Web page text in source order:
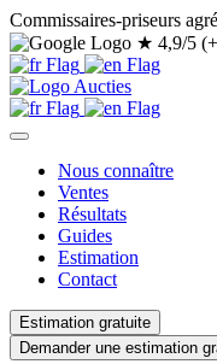
Commissaires-priseurs
★ 4,9/5
Nous connaître
Ventes
Résultats
Guides
Estimation
Contact
Estimation gratuite
Demander une estimation